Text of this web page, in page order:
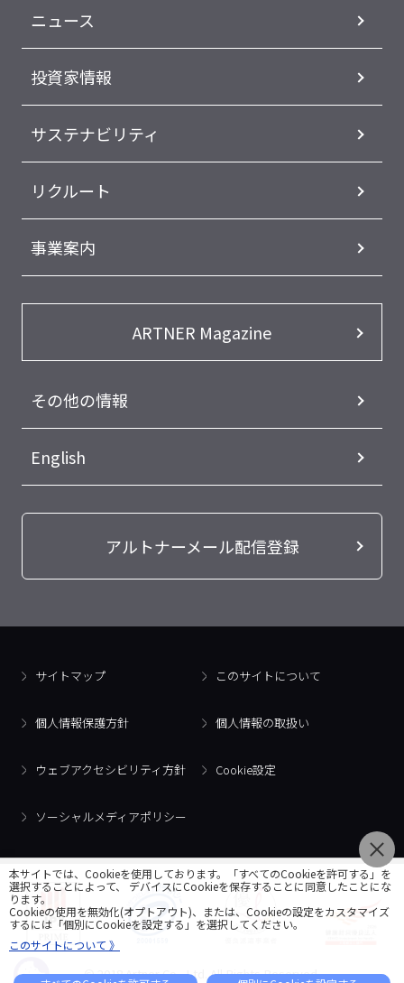
ニュース
投資家情報
サステナビリティ
リクルート
事業案内
ARTNER Magazine
その他の情報
English
アルトナーメール配信登録
サイトマップ このサイトについて
個人情報保護方針 個人情報の取扱い
ウェブアクセシビリティ方針 Cookie設定
ソーシャルメディアポリシー
© 2018 Artner Co., Ltd. All Rights Reserved.
本サイトでは、Cookieを使用しております。「すべてのCookieを許可する」を
選択することによって、 デバイスにCookieを保存することに同意したことにな
ります。
Cookieの使用を無効化(オプトアウト)、または、Cookieの設定をカスタマイズ
するには「個別にCookieを設定する」を選択してください。
このサイトについて 》